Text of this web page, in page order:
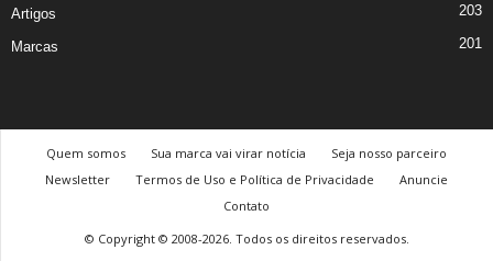
Artigos 203
Marcas 201
Quem somos Sua marca vai virar notícia
Seja nosso parceiro
Newsletter
Termos de Uso e Política de Privacidade
Anuncie
Contato
© Copyright © 2008-2026. Todos os direitos reservados.